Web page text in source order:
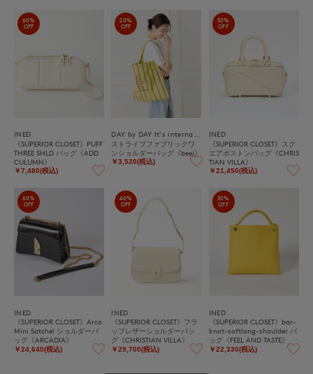
60%
OFF
INED
《SUPERIOR CLOSET》PUFF
THREE SHLD バッグ《ADD
CULUMN》
￥7,480(税込)
20%
OFF
ストライプファブリックワ
ンショルダーバッグ《beej》
￥3,520(税込)
50%
OFF
INED
《SUPERIOR CLOSET》スク
エアボストンバッグ《CHRIS
TIAN VILLA》
￥21,450(税込)
60%
OFF
INED
《SUPERIOR CLOSET》Arco
Mini Satchel ショルダーバ
ッグ《ARCADIA》
￥24,640(税込)
40%
OFF
INED
《SUPERIOR CLOSET》フラ
ップレザーショルダーバッ
グ《CHRISTIAN VILLA》
￥29,700(税込)
30%
OFF
INED
《SUPERIOR CLOSET》bar-
knot-softlong-shoulder バ
ッグ《FEEL AND TASTE》
￥22,330(税込)